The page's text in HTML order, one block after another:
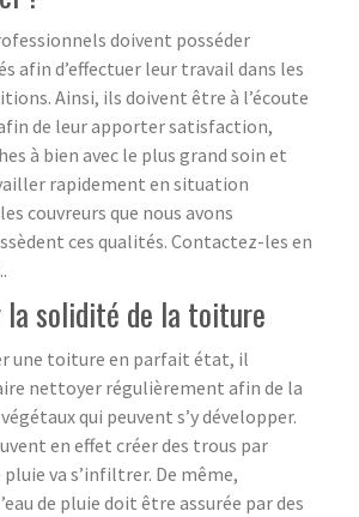
doivent posséder
afin d’effectuer leur travail dans les
Ainsi, ils doivent être à l’écoute
de leur apporter satisfaction,
à bien avec le plus grand soin et
rapidement en situation
couvreurs que nous avons
ces qualités. Contactez-les en
la solidité de la toiture
une toiture en parfait état, il
nettoyer régulièrement afin de la
qui peuvent s’y développer.
en effet créer des trous par
pluie va s’infiltrer. De même,
de pluie doit être assurée par des